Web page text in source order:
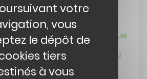
ACTUALITÉ
27/03/2026
Le trouble neurologique
fonctionnel : histoire
critique d’un nouveau
diagnostic
votre
vous
le dépôt de
tiers
à vous